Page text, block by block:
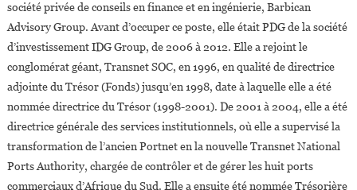
société privée de conseils en finance et en ingénierie, Barbican
Advisory Group. Avant d’occuper ce poste, elle était PDG de la société
d’investissement IDG Group, de 2006 à 2012. Elle a rejoint le
conglomérat géant, Transnet SOC, en 1996, en qualité de directrice
adjointe du Trésor (Fonds) jusqu’en 1998, date à laquelle elle a été
nommée directrice du Trésor (1998-2001). De 2001 à 2004, elle a été
directrice générale des services institutionnels, où elle a supervisé la
transformation de l’ancien Portnet en la nouvelle Transnet National
Ports Authority, chargée de contrôler et de gérer les huit ports
commerciaux d’Afrique du Sud. Elle a ensuite été nommée Trésorière